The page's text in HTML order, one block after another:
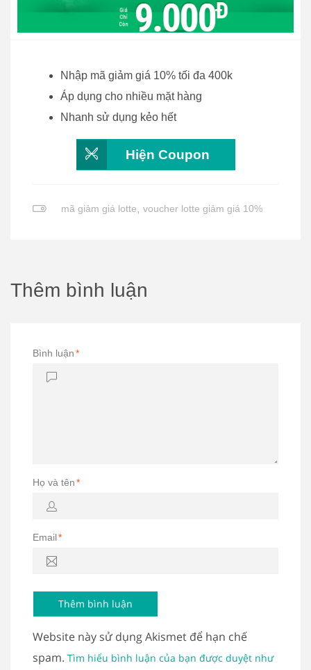
Nhập mã giảm giá 10% tối đa 400k
Áp dụng cho nhiều mặt hàng
Nhanh sử dụng kẻo hết
Hiện Coupon
mã giảm giá lotte, voucher lotte giảm giá 10%
Thêm bình luận
Bình luận*
Họ và tên*
Email*
Website này sử dụng Akismet để hạn chế
spam. Tìm hiểu bình luận của bạn được duyệt như